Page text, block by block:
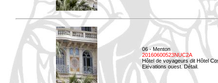
06 - Menton
20160600523NUC2A
Hôtel de voyageurs dit Hôtel
Elévations ouest. Détail.